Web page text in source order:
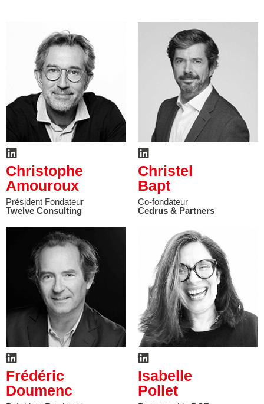
Christophe
Amouroux
Président Fondateur
Twelve Consulting
Christel
Bapt
Co-fondateur
Cedrus & Partners
Frédéric
Doumenc
Isabelle
Pollet